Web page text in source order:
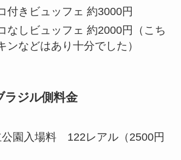
付きビュッフェ 約3000円
なしビュッフェ 約2000円（こち
ンなどはあり十分でした）
ラジル側料金
公園入場料 122レアル（2500円